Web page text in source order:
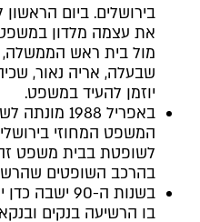
בירושלים. ביום
את עצמה מלדון במשפט
מול בית ראש
שבעלה, אריה נאור,
יוזמן להעיד במשפט.
באפריל 1988
לשופטת בבית משפט
בהרכב השופטים
בשנות ה-90
בו הרשיעה בנקים